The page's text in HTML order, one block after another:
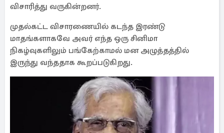
விசாரித்து வருகின்றனர்.
முதல்கட்ட விசாரணையில் கடந்த இரண்டு
மாதங்களாகவே அவர் எந்த ஒரு சினிமா
நிகழ்வுகளிலும் பங்கேற்காமல் மன அழுத்தத்தில்
இருந்து வந்ததாக கூறப்படுகிறது.